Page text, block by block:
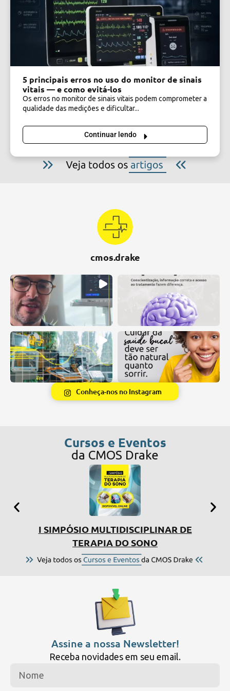
5 principais erros no uso do monitor de sinais
vitais — e como evitá-los
Os erros no monitor de sinais vitais podem comprometer a
qualidade das medições e dificultar...
Continuar lendo
cmos.drake
Conheça-nos no Instagram
Cursos e Eventos
da CMOS Drake
I SIMPÓSIO MULTIDISCIPLINAR DE
TERAPIA DO SONO
Assine a nossa Newsletter!
Receba novidades em seu email.